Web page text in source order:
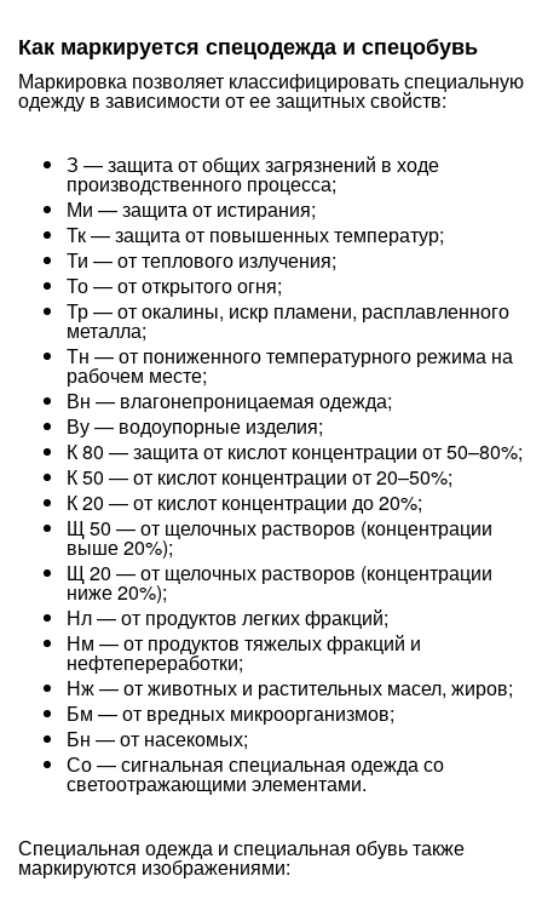
Как маркируется спецодежда и спецобувь
Маркировка позволяет классифицировать специальную
одежду в зависимости от ее защитных свойств:
З — защита от общих загрязнений в ходе
производственного процесса;
Ми — защита от истирания;
Тк — защита от повышенных температур;
Ти — от теплового излучения;
То — от открытого огня;
Тр — от окалины, искр пламени, расплавленного
металла;
Тн — от пониженного температурного режима на
рабочем месте;
Вн — влагонепроницаемая одежда;
Ву — водоупорные изделия;
К 80 — защита от кислот концентрации от 50–80%;
К 50 — от кислот концентрации от 20–50%;
К 20 — от кислот концентрации до 20%;
Щ 50 — от щелочных растворов (концентрации
выше 20%);
Щ 20 — от щелочных растворов (концентрации
ниже 20%);
Нл — от продуктов легких фракций;
Нм — от продуктов тяжелых фракций и
нефтепереработки;
Нж — от животных и растительных масел, жиров;
Бм — от вредных микроорганизмов;
Бн — от насекомых;
Со — сигнальная специальная одежда со
светоотражающими элементами.
Специальная одежда и специальная обувь также
маркируются изображениями: